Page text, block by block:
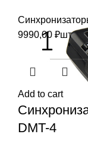
9990,00 ₽шт
Add to cart
DMT-4